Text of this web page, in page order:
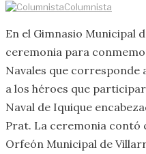
Columnista
En el Gimnasio Municipal
ceremonia para
Navales que corresponde
a los héroes que
Naval de Iquique
Prat. La ceremonia contó
Orfeón Municipal de